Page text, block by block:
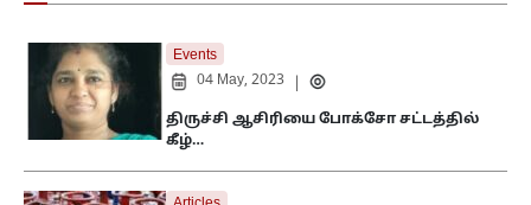
Events
04 May, 2023
திருச்சி ஆசிரியை போக்சோ சட்டத்தில்
கீழ்…